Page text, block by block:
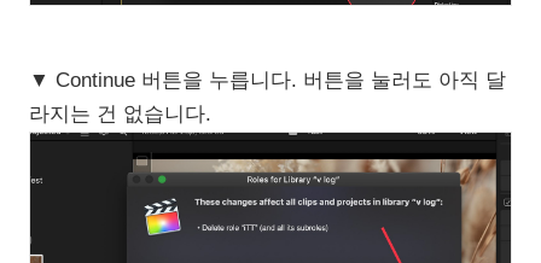
▼ Continue 버튼을 누릅니다. 버튼을 눌러도 아직 달
라지는 건 없습니다.